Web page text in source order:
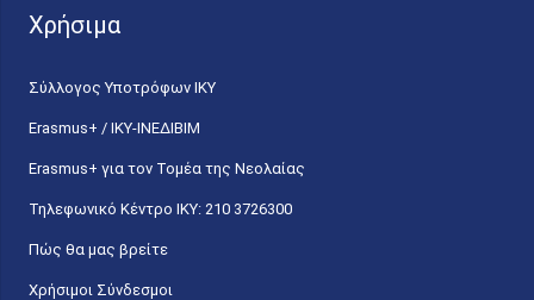
Χρήσιμα
Σύλλογος Υποτρόφων ΙΚΥ
Erasmus+ / ΙΚΥ-ΙΝΕΔΙΒΙΜ
Erasmus+ για τον Τομέα της Νεολαίας
Τηλεφωνικό Κέντρο IKY: 210 3726300
Πώς θα μας βρείτε
Χρήσιμοι Σύνδεσμοι